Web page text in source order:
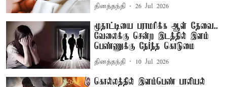
தினத்தந்தி 26 Jul 2026
மூதாட்டியை பராமரிக்க ஆள் தேவை..
வேலைக்கு சென்ற இடத்தில் இளம்
பெண்ணுக்கு நேர்ந்த கொடுமை
தினத்தந்தி 10 Jul 2026
கொல்லத்தில் இளம்பெண் பாலியல்